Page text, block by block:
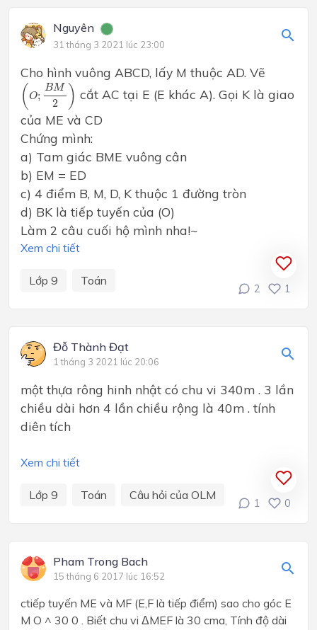
Nguyên
31 tháng 3 2021 lúc 23:00
Cho hình vuông ABCD, lấy M thuộc AD. Vẽ
( O;
BM
2 )
(O;B M2)
cắt AC tại E (E khác A). Gọi K là giao
của ME và CD
Chứng mình:
a) Tam giác BME vuông cân
b) EM = ED
c) 4 điểm B, M, D, K thuộc 1 đường tròn
d) BK là tiếp tuyến của (O)
Làm 2 câu cuối hộ mình nha!~
Xem chi tiết
Lớp 9 Toán
2 1
Đỗ Thành Đạt
1 tháng 3 2021 lúc 20:06
một thựa rông hinh nhật có chu vi 340m . 3 lần
chiều dài hơn 4 lần chiều rộng là 40m . tính
diên tích
Xem chi tiết
Lớp 9 Toán Câu hỏi của OLM
1 0
Pham Trong Bach
15 tháng 6 2017 lúc 16:52
ctiếp tuyến ME và MF (E,F là tiếp điểm) sao cho góc E
M O ^ 30 0 . Biết chu vi ΔMEF là 30 cma, Tính độ dài